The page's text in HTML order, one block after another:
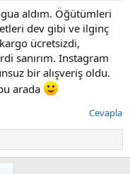
aldım. Öğütümleri
dev gibi ve ilginç
ücretsizdi,
sanırım. Instagram
bir alışveriş oldu.
arada
Cevapla